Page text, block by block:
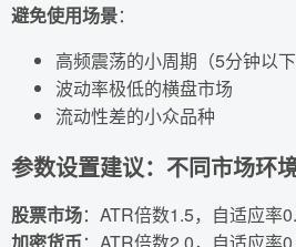
避免使用场景：
高频震荡的小周期（5分钟以下
波动率极低的横盘市场
流动性差的小众品种
参数设置建议：不同市场环
股票市场：ATR倍数1.5，自适应率
加密货币：ATR倍数2.0，自适应率